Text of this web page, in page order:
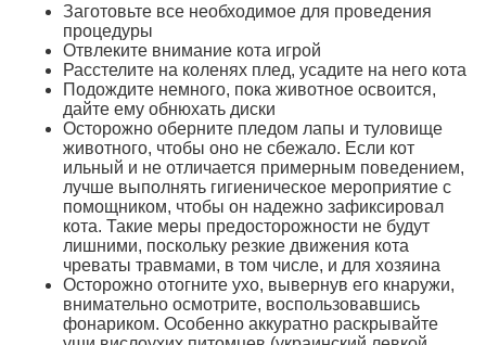
Заготовьте все необходимое для проведения
процедуры
Отвлеките внимание кота игрой
Расстелите на коленях плед, усадите на него кота
Подождите немного, пока животное освоится,
дайте ему обнюхать диски
Осторожно оберните пледом лапы и туловище
животного, чтобы оно не сбежало. Если кот
ильный и не отличается примерным поведением,
лучше выполнять гигиеническое мероприятие с
помощником, чтобы он надежно зафиксировал
кота. Такие меры предосторожности не будут
лишними, поскольку резкие движения кота
чреваты травмами, в том числе, и для хозяина
Осторожно отогните ухо, вывернув его кнаружи,
внимательно осмотрите, воспользовавшись
фонариком. Особенно аккуратно раскрывайте